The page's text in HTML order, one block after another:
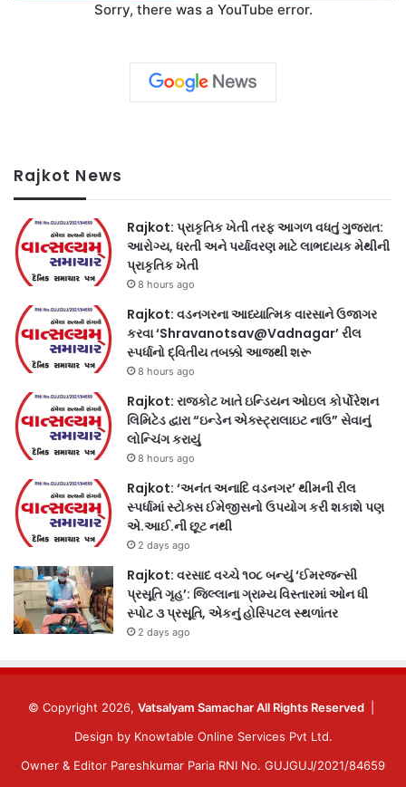
Sorry, there was a YouTube error.
Rajkot News
Rajkot: પ્રાકૃતિક ખેતી તરફ આગળ વધતું ગુજરાત:
આરોગ્ય, ધરતી અને પર્યાવરણ માટે લાભદાયક મેથીની
પ્રાકૃતિક ખેતી
8 hours ago
Rajkot: વડનગરના આધ્યાત્મિક વારસાને ઉજાગર
કરવા ‘Shravanotsav@Vadnagar’ રીલ
સ્પર્ધાનો દ્વિતીય તબક્કો આજથી શરૂ
8 hours ago
Rajkot: રાજકોટ ખાતે ઇન્ડિયન ઓઇલ કોર્પોરેશન
લિમિટેડ દ્વારા “ઇન્ડેન એક્સ્ટ્રાલાઇટ નાઉ” સેવાનું
લોન્ચિંગ કરાયું
8 hours ago
Rajkot: ‘અનંત અનાદિ વડનગર’ થીમની રીલ
સ્પર્ધામાં સ્ટોક્સ ઈમેજીસનો ઉપયોગ કરી શકાશે પણ
એ.આઈ.ની છૂટ નથી
2 days ago
Rajkot: વરસાદ વચ્ચે ૧૦૮ બન્યું ‘ઈમરજન્સી
પ્રસૂતિ ગૃહ’: જિલ્લાના ગ્રામ્ય વિસ્તારમાં ઓન ધી
સ્પોટ ૩ પ્રસૂતિ, એકનું હોસ્પિટલ સ્થળાંતર
2 days ago
© Copyright 2026, Vatsalyam Samachar All Rights Reserved
Design by Knowtable Online Services Pvt Ltd.
Owner & Editor Pareshkumar Paria RNI No. GUJGUJ/2021/84659